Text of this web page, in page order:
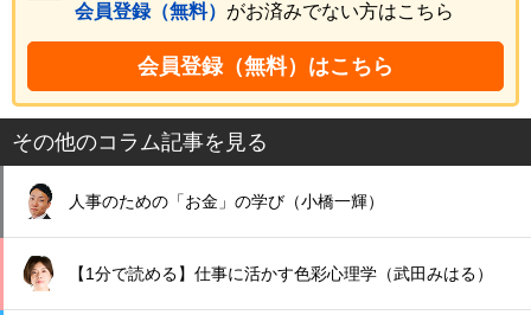
会員登録（無料） がお済みでない方はこちら
会員登録（無料）はこちら
その他のコラム記事を見る
人事のための「お金」の学び（小橋一輝）
【1分で読める】仕事に活かす色彩心理学（武田みはる）